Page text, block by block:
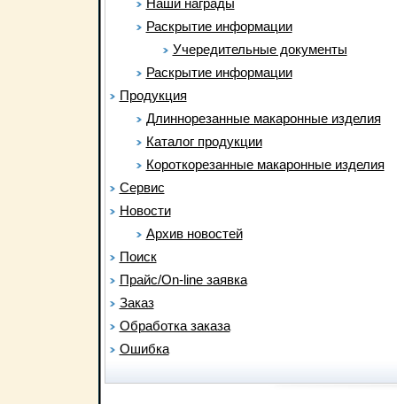
Наши награды
Раскрытие информации
Учередительные документы
Раскрытие информации
Продукция
Длиннорезанные макаронные изделия
Каталог продукции
Короткорезанные макаронные изделия
Сервис
Новости
Архив новостей
Поиск
Прайс/On-line заявка
Заказ
Обработка заказа
Ошибка